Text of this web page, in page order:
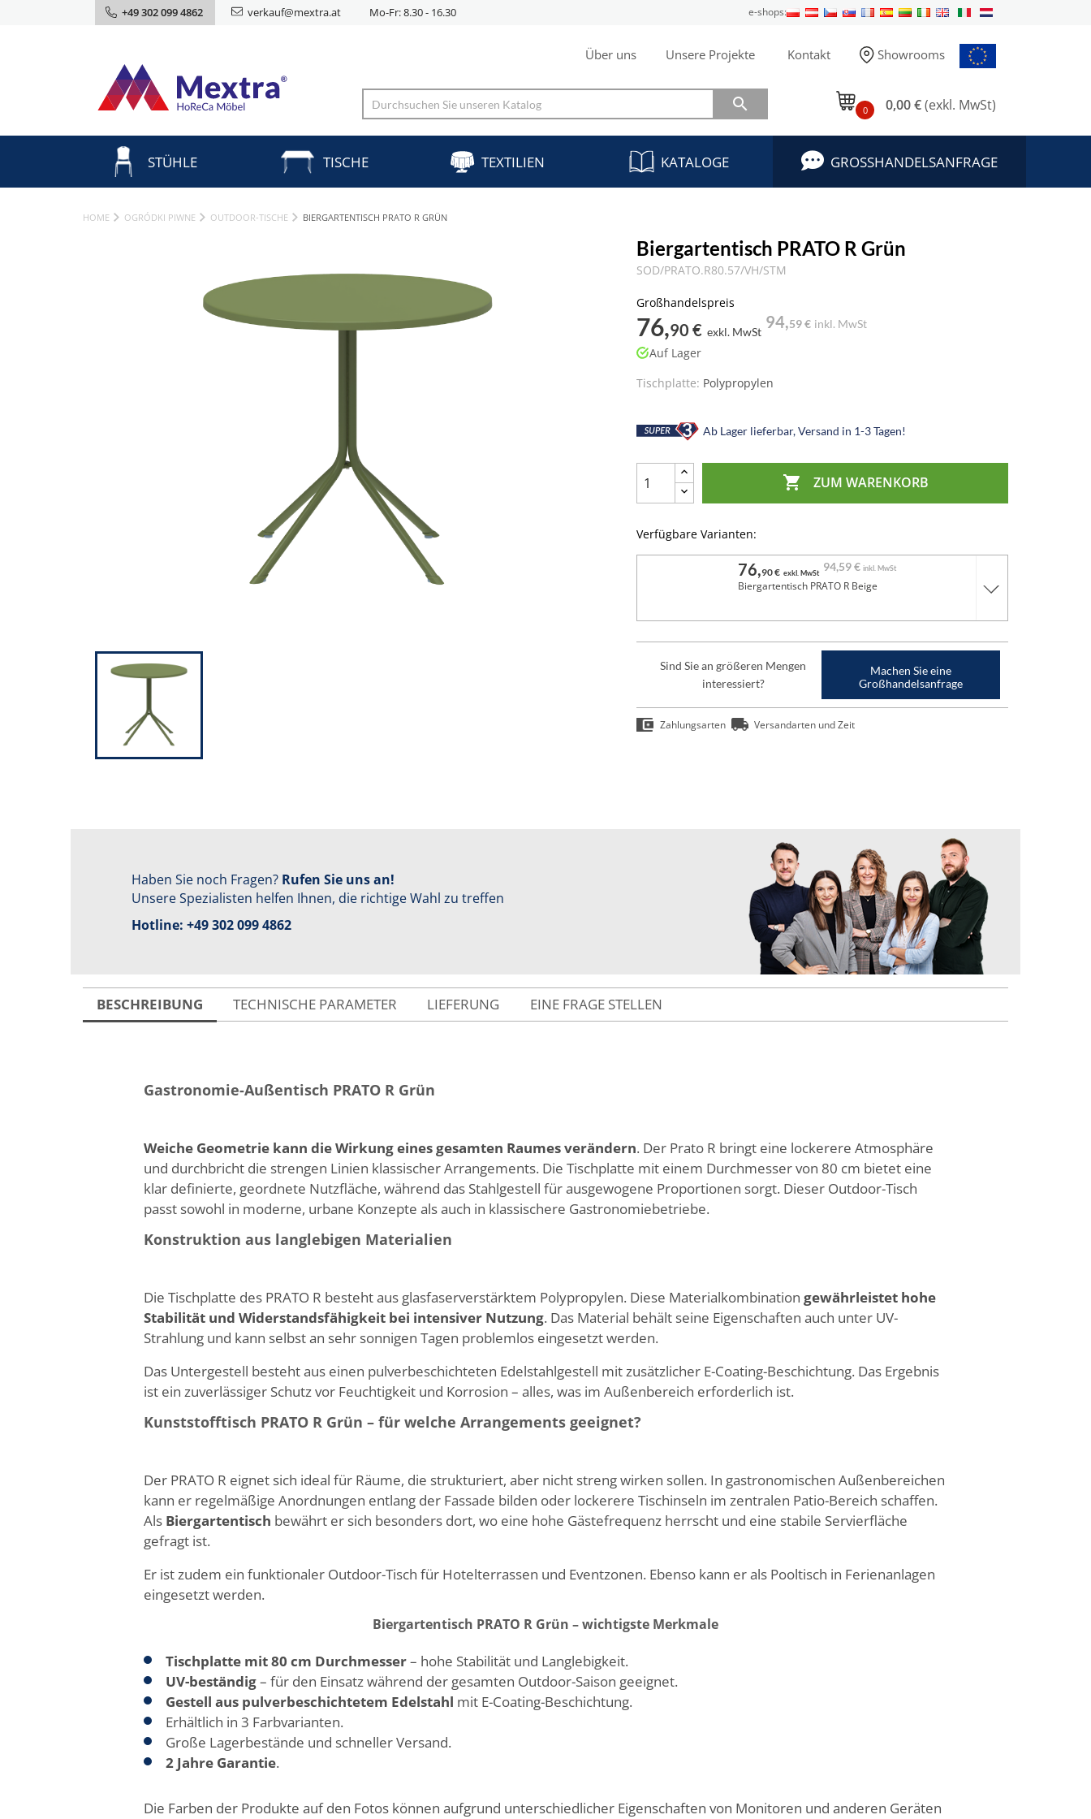
+49 302 099 4862 verkauf@mextra.at Mo-Fr: 8.30 - 16.30 e-shops:
Über uns Unsere Projekte Kontakt Showrooms
 0 0,00 €(exkl. MwSt)
STÜHLE TISCHE TEXTILIEN KATALOGE GROSSHANDELSANFRAGE
HOME OGRÓDKI PIWNE OUTDOOR-TISCHE BIERGARTENTISCH PRATO R GRÜN
Biergartentisch PRATO R Grün
SOD/PRATO.R80.57/VH/STM
Großhandelspreis
76,90 € exkl. MwSt
94,59 € inkl. MwSt
Auf Lager
Tischplatte: Polypropylen
Ab Lager lieferbar, Versand in 1-3 Tagen!
 ZUM WARENKORB
Verfügbare Varianten:
76,90 € exkl. MwSt 94,59 € inkl. MwSt
Biergartentisch PRATO R Beige
Sind Sie an größeren Mengen
interessiert?
Machen Sie eine
Großhandelsanfrage
Zahlungsarten Versandarten und Zeit
Haben Sie noch Fragen? Rufen Sie uns an!
Unsere Spezialisten helfen Ihnen, die richtige Wahl zu treffen
Hotline: +49 302 099 4862
BESCHREIBUNG TECHNISCHE PARAMETER LIEFERUNG EINE FRAGE STELLEN
Gastronomie-Außentisch PRATO R Grün
Weiche Geometrie kann die Wirkung eines gesamten Raumes verändern. Der Prato R bringt eine lockerere Atmosphäre
und durchbricht die strengen Linien klassischer Arrangements. Die Tischplatte mit einem Durchmesser von 80 cm bietet eine
klar definierte, geordnete Nutzfläche, während das Stahlgestell für ausgewogene Proportionen sorgt. Dieser Outdoor-Tisch
passt sowohl in moderne, urbane Konzepte als auch in klassischere Gastronomiebetriebe.
Konstruktion aus langlebigen Materialien
Die Tischplatte des PRATO R besteht aus glasfaserverstärktem Polypropylen. Diese Materialkombination gewährleistet hohe
Stabilität und Widerstandsfähigkeit bei intensiver Nutzung. Das Material behält seine Eigenschaften auch unter UV-
Strahlung und kann selbst an sehr sonnigen Tagen problemlos eingesetzt werden.
Das Untergestell besteht aus einen pulverbeschichteten Edelstahlgestell mit zusätzlicher E-Coating-Beschichtung. Das Ergebnis
ist ein zuverlässiger Schutz vor Feuchtigkeit und Korrosion – alles, was im Außenbereich erforderlich ist.
Kunststofftisch PRATO R Grün – für welche Arrangements geeignet?
Der PRATO R eignet sich ideal für Räume, die strukturiert, aber nicht streng wirken sollen. In gastronomischen Außenbereichen
kann er regelmäßige Anordnungen entlang der Fassade bilden oder lockerere Tischinseln im zentralen Patio-Bereich schaffen.
Als Biergartentisch bewährt er sich besonders dort, wo eine hohe Gäste­frequenz herrscht und eine stabile Servierfläche
gefragt ist.
Er ist zudem ein funktionaler Outdoor-Tisch für Hotelterrassen und Eventzonen. Ebenso kann er als Pooltisch in Ferienanlagen
eingesetzt werden.
Biergartentisch PRATO R Grün – wichtigste Merkmale
Tischplatte mit 80 cm Durchmesser– hohe Stabilität und Langlebigkeit.
UV-beständig– für den Einsatz während der gesamten Outdoor-Saison geeignet.
Gestell aus pulverbeschichtetem Edelstahl mit E-Coating-Beschichtung.
Erhältlich in 3 Farbvarianten.
Große Lagerbestände und schneller Versand.
2 Jahre Garantie.
Die Farben der Produkte auf den Fotos können aufgrund unterschiedlicher Eigenschaften von Monitoren und anderen Geräten